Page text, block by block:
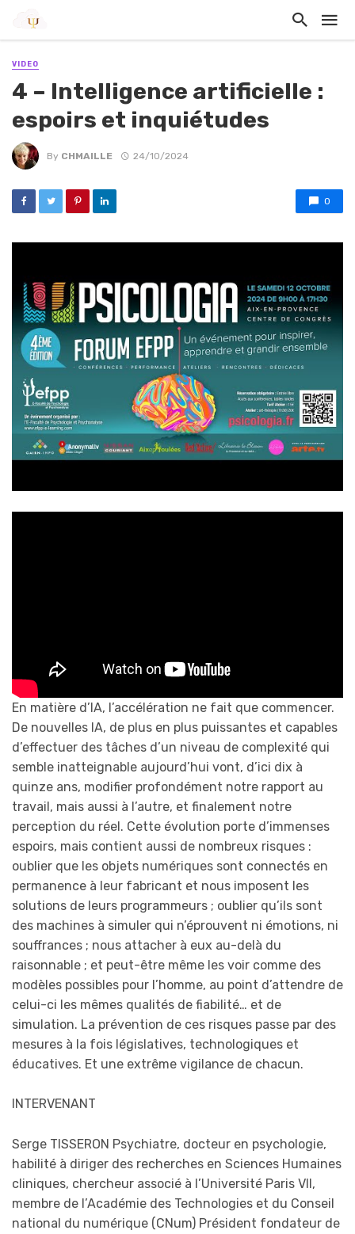
VIDEO
4 – Intelligence artificielle :
espoirs et inquiétudes
By CHMAILLE 24/10/2024
0
En matière d’IA, l’accélération ne fait que commencer.
De nouvelles IA, de plus en plus puissantes et capables
d’effectuer des tâches d’un niveau de complexité qui
semble inatteignable aujourd’hui vont, d’ici dix à
quinze ans, modifier profondément notre rapport au
travail, mais aussi à l’autre, et finalement notre
perception du réel. Cette évolution porte d’immenses
espoirs, mais contient aussi de nombreux risques :
oublier que les objets numériques sont connectés en
permanence à leur fabricant et nous imposent les
solutions de leurs programmeurs ; oublier qu’ils sont
des machines à simuler qui n’éprouvent ni émotions, ni
souffrances ; nous attacher à eux au-delà du
raisonnable ; et peut-être même les voir comme des
modèles possibles pour l’homme, au point d’attendre de
celui-ci les mêmes qualités de fiabilité… et de
simulation. La prévention de ces risques passe par des
mesures à la fois législatives, technologiques et
éducatives. Et une extrême vigilance de chacun.
INTERVENANT
Serge TISSERON Psychiatre, docteur en psychologie,
habilité à diriger des recherches en Sciences Humaines
cliniques, chercheur associé à l’Université Paris VII,
membre de l’Académie des Technologies et du Conseil
national du numérique (CNum) Président fondateur de